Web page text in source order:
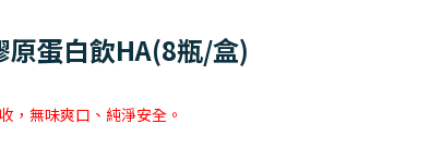
蛋白飲HA(8瓶/盒)
，無味爽口、純淨安全。